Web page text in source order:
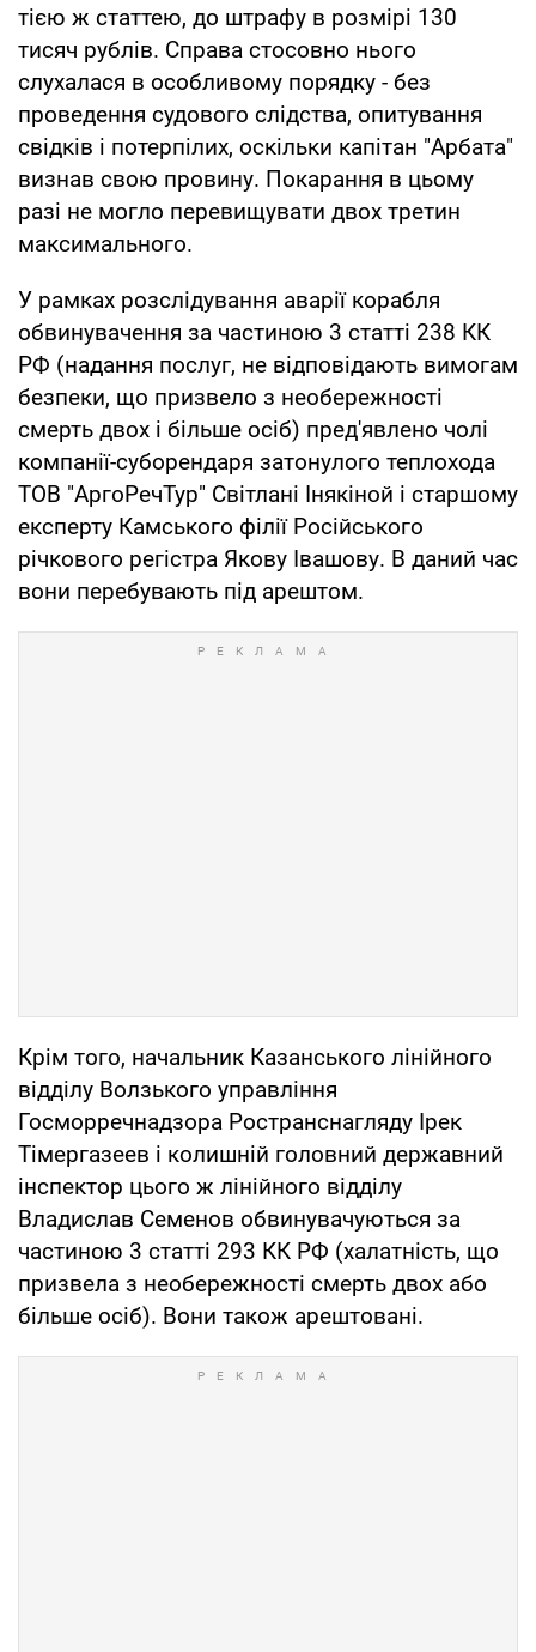
тією ж статтею, до штрафу в розмірі 130
тисяч рублів. Справа стосовно нього
слухалася в особливому порядку - без
проведення судового слідства, опитування
свідків і потерпілих, оскільки капітан "Арбата"
визнав свою провину. Покарання в цьому
разі не могло перевищувати двох третин
максимального.
У рамках розслідування аварії корабля
обвинувачення за частиною 3 статті 238 КК
РФ (надання послуг, не відповідають вимогам
безпеки, що призвело з необережності
смерть двох і більше осіб) пред'явлено чолі
компанії-суборендаря затонулого теплохода
ТОВ "АргоРечТур" Світлані Інякіной і старшому
експерту Камського філії Російського
річкового регістра Якову Івашову. В даний час
вони перебувають під арештом.
Крім того, начальник Казанського лінійного
відділу Волзького управління
Госморречнадзора Ространснагляду Ірек
Тімергазеев і колишній головний державний
інспектор цього ж лінійного відділу
Владислав Семенов обвинувачуються за
частиною 3 статті 293 КК РФ (халатність, що
призвела з необережності смерть двох або
більше осіб). Вони також арештовані.